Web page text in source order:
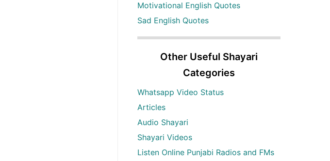
Motivational English Quotes
Sad English Quotes
Other Useful Shayari
Categories
Whatsapp Video Status
Articles
Audio Shayari
Shayari Videos
Listen Online Punjabi Radios and FMs